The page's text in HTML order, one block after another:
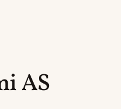
AS